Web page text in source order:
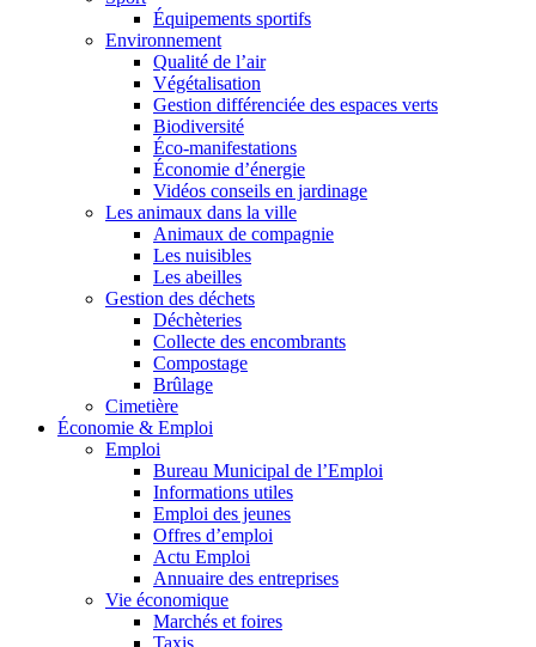
Équipements sportifs
Environnement
Qualité de l’air
Végétalisation
Gestion différenciée des espaces verts
Biodiversité
Éco-manifestations
Économie d’énergie
Vidéos conseils en jardinage
Les animaux dans la ville
Animaux de compagnie
Les nuisibles
Les abeilles
Gestion des déchets
Déchèteries
Collecte des encombrants
Compostage
Brûlage
Cimetière
Économie & Emploi
Emploi
Bureau Municipal de l’Emploi
Informations utiles
Emploi des jeunes
Offres d’emploi
Actu Emploi
Annuaire des entreprises
Vie économique
Marchés et foires
Taxis